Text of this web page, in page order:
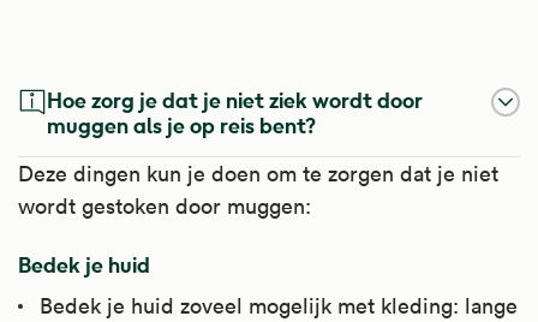
Hoe zorg je dat je niet ziek wordt door
muggen als je op reis bent?
Deze dingen kun je doen om te zorgen dat je niet
wordt gestoken door muggen:
Bedek je huid
Bedek je huid zoveel mogelijk met kleding: lange